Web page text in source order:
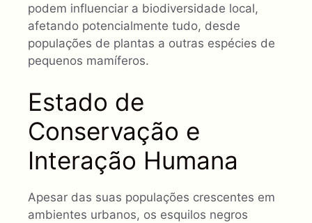
podem influenciar a biodiversidade local,
afetando potencialmente tudo, desde
populações de plantas a outras espécies de
pequenos mamíferos.
Estado de
Conservação e
Interação Humana
Apesar das suas populações crescentes em
ambientes urbanos, os esquilos negros